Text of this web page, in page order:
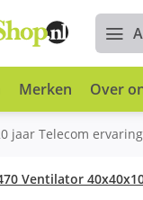
Merken Over
jaar Telecom ervaring
Ventilator